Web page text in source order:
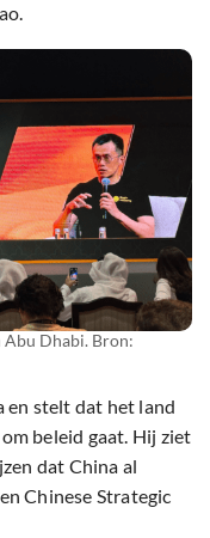
Dhabi. Bron:
en stelt dat het land
beleid gaat. Hij ziet
dat China al
Chinese Strategic